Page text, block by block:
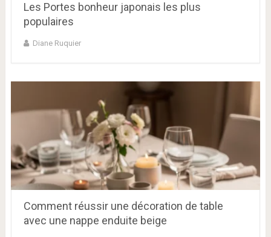
Les Portes bonheur japonais les plus
populaires
Diane Ruquier
Comment réussir une décoration de table
avec une nappe enduite beige